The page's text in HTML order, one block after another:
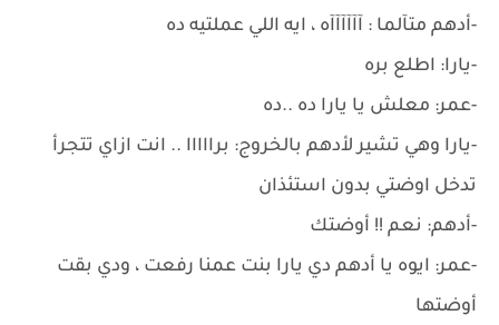
-أدهم متآلما : آآآآآآه ، ايه اللي عملتيه ده
-يارا: اطلع بره
-عمر: معلش يا يارا ده ..ده
-يارا وهي تشير لأدهم بالخروج: برااااا .. انت ازاي تتجرأ
تدخل اوضتي بدون استئذان
-أدهم: نعم !! أوضتك
-عمر: ايوه يا أدهم دي يارا بنت عمنا رفعت ، ودي بقت
أوضتها